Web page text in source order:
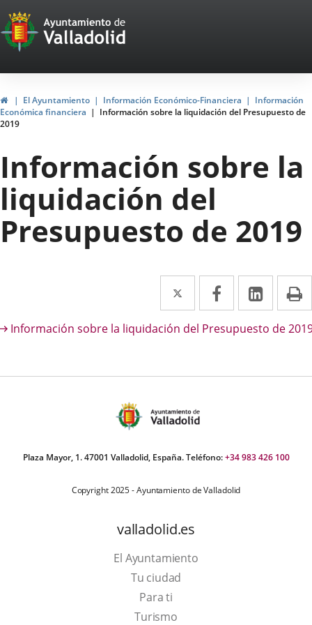
Portal
Web
del
Ayuntamiento
de
Valladolid
HomeEl Ayuntamiento Información Económico-Financiera
Información
Económica financiera
Información sobre la liquidación del Presupuesto de
2019
Información sobre la
liquidación del
Presupuesto de 2019
Twitter
Enlace
a
una
externa.
Facebook
Enlace
a
una
externa.
Enlace
a
una
Información sobre la liquidación del Presupuesto de
Plaza Mayor, 1. 47001 Valladolid, España. Teléfono:+34 983 426 100
Copyright 2025 - Ayuntamiento de Valladolid
valladolid.es
El Ayuntamiento
Tu ciudad
Para ti
TurismoThis